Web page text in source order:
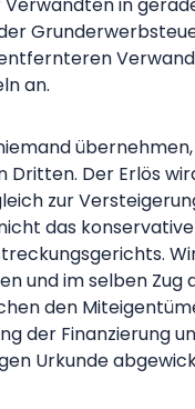
in
an.
Dritten. Der Erlös
zur
das
und im selben Zug
den
der Finanzierung
Urkunde